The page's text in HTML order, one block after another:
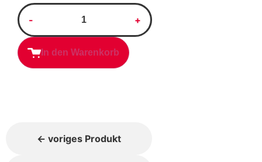
In den Warenkorb
← voriges Produkt